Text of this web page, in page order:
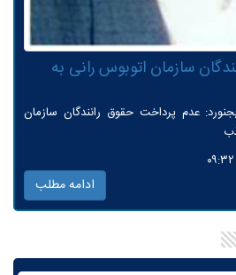
سازمان اتوبوس رانی به
عدم پرداخت حقوق رانندگان سازمان
ادامه مطلب